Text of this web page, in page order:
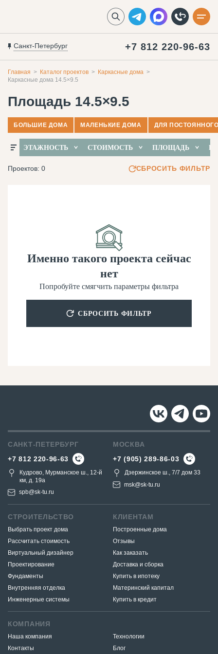
Санкт-Петербург +7 812 220-96-63
Главная Каталог проектов
Каркасные дома
Каркасные дома 14.5×9.5
Площадь 14.5×9.5
БОЛЬШИЕ ДОМА МАЛЕНЬКИЕ ДОМА ДЛЯ
ЭТАЖНОСТЬ СТОИМОСТЬ ПЛОЩАДЬ
Проектов: 0 СБРОСИТЬ ФИЛЬТР
Именно такого проекта сейчас
нет
Попробуйте смягчить параметры фильтра
СБРОСИТЬ ФИЛЬТР
САНКТ-ПЕТЕРБУРГ
+7 812 220-96-63
Кудрово, Мурманское ш., 12-й
км, д. 19a
spb@sk-tu.ru
МОСКВА
+7 (905) 289-86-03
Дзержинское ш., 7/7 дом 33
msk@sk-tu.ru
СТРОИТЕЛЬСТВО
Выбрать проект дома
Рассчитать стоимость
Виртуальный дизайнер
Проектирование
Фундаменты
Внутренняя отделка
Инженерные системы
КЛИЕНТАМ
Построенные дома
Отзывы
Как заказать
Доставка и сборка
Купить в ипотеку
Материнский капитал
Купить в кредит
КОМПАНИЯ
Наша компания
Контакты
Технологии
Блог